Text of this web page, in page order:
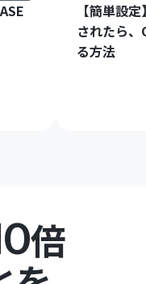
【簡単設
されたら
る方法
倍